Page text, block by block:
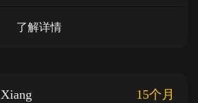
了解详情
Xiang 15个月